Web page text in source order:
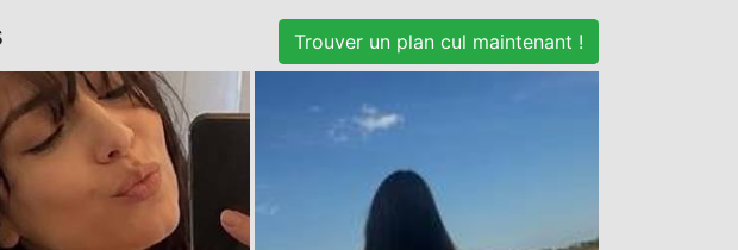
Trouver un plan cul maintenant !